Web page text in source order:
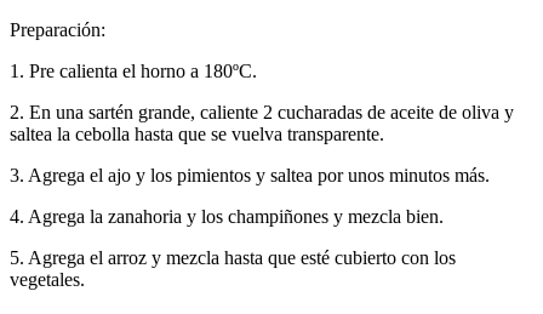
Preparación:
1. Pre calienta el horno a 180ºC.
2. En una sartén grande, caliente 2 cucharadas de aceite de oliva y
saltea la cebolla hasta que se vuelva transparente.
3. Agrega el ajo y los pimientos y saltea por unos minutos más.
4. Agrega la zanahoria y los champiñones y mezcla bien.
5. Agrega el arroz y mezcla hasta que esté cubierto con los
vegetales.